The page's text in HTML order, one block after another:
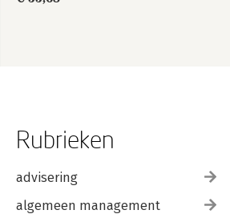
Rubrieken
advisering
algemeen management